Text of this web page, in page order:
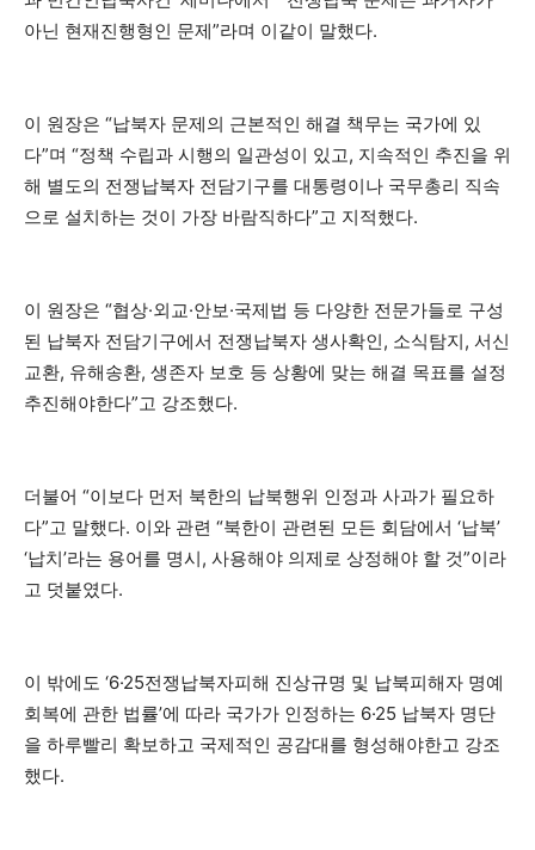
아닌 현재진행형인 문제”라며 이같이 말했다.
이 원장은 “납북자 문제의 근본적인 해결 책무는 국가에 있
다”며 “정책 수립과 시행의 일관성이 있고, 지속적인 추진을 위
해 별도의 전쟁납북자 전담기구를 대통령이나 국무총리 직속
으로 설치하는 것이 가장 바람직하다”고 지적했다.
이 원장은 “협상·외교·안보·국제법 등 다양한 전문가들로 구성
된 납북자 전담기구에서 전쟁납북자 생사확인, 소식탐지, 서신
교환, 유해송환, 생존자 보호 등 상황에 맞는 해결 목표를 설정
추진해야한다”고 강조했다.
더불어 “이보다 먼저 북한의 납북행위 인정과 사과가 필요하
다”고 말했다. 이와 관련 “북한이 관련된 모든 회담에서 ‘납북’
‘납치’라는 용어를 명시, 사용해야 의제로 상정해야 할 것”이라
고 덧붙였다.
이 밖에도 ‘6·25전쟁납북자피해 진상규명 및 납북피해자 명예
회복에 관한 법률’에 따라 국가가 인정하는 6·25 납북자 명단
을 하루빨리 확보하고 국제적인 공감대를 형성해야한고 강조
했다.